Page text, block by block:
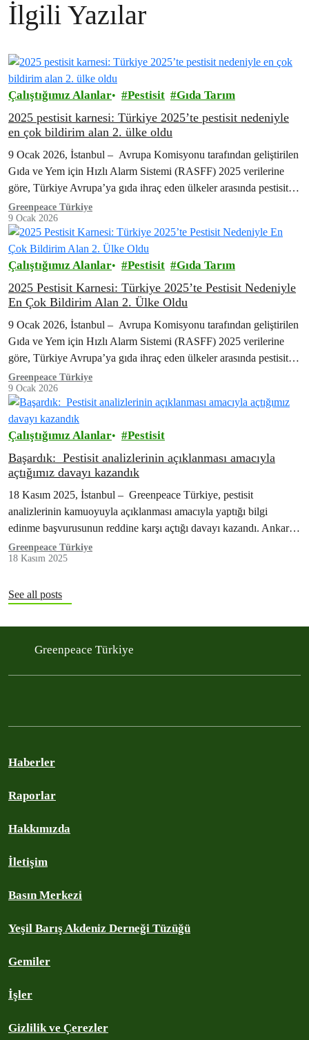
İlgili Yazılar
Çalıştığımız Alanlar Pestisit Gıda Tarım
2025 pestisit karnesi: Türkiye 2025’te pestisit nedeniyle
en çok bildirim alan 2. ülke oldu
9 Ocak 2026, İstanbul – Avrupa Komisyonu tarafından geliştirilen
Gıda ve Yem için Hızlı Alarm Sistemi (RASFF) 2025 verilerine
göre, Türkiye Avrupa’ya gıda ihraç eden ülkeler arasında pestisit
nedeniyle en…
Greenpeace Türkiye
9 Ocak 2026
Çalıştığımız Alanlar Pestisit Gıda Tarım
2025 Pestisit Karnesi: Türkiye 2025’te Pestisit Nedeniyle
En Çok Bildirim Alan 2. Ülke Oldu
9 Ocak 2026, İstanbul – Avrupa Komisyonu tarafından geliştirilen
Gıda ve Yem için Hızlı Alarm Sistemi (RASFF) 2025 verilerine
göre, Türkiye Avrupa’ya gıda ihraç eden ülkeler arasında pestisit
nedeniyle en…
Greenpeace Türkiye
9 Ocak 2026
Çalıştığımız Alanlar Pestisit
Başardık: Pestisit analizlerinin açıklanması amacıyla
açtığımız davayı kazandık
18 Kasım 2025, İstanbul – Greenpeace Türkiye, pestisit
analizlerinin kamuoyuyla açıklanması amacıyla yaptığı bilgi
edinme başvurusunun reddine karşı açtığı davayı kazandı. Ankara
5. İdare Mahkemesi’nin 28 Ekim 2025 tarihli kararı,…
Greenpeace Türkiye
18 Kasım 2025
See all posts
Greenpeace Türkiye
Haberler
Raporlar
Hakkımızda
İletişim
Basın Merkezi
Yeşil Barış Akdeniz Derneği Tüzüğü
Gemiler
İşler
Gizlilik ve Çerezler